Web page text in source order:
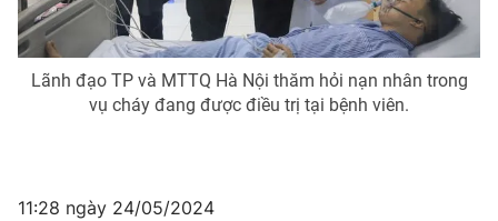
Lãnh đạo TP và MTTQ Hà Nội thăm hỏi nạn nhân trong
vụ cháy đang được điều trị tại bệnh viên.
11:28 ngày 24/05/2024